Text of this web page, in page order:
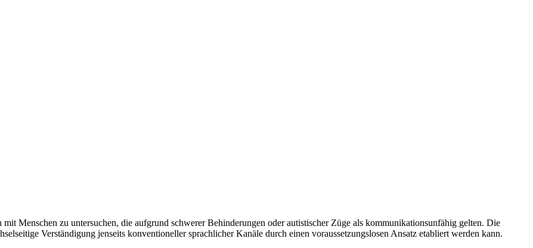
Menschen zu untersuchen, die aufgrund schwerer Behinderungen oder autistischer Züge als kommunikationsunfähig gelten. Die
Verständigung jenseits konventioneller sprachlicher Kanäle durch einen voraussetzungslosen Ansatz etabliert werden kann.